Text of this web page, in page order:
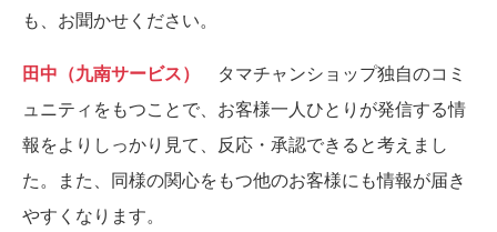
も、お聞かせください。
田中（九南サービス）
タマチャンショップ独自のコミ
ュニティをもつことで、お客様一人ひとりが発信する情
報をよりしっかり見て、反応・承認できると考えまし
た。また、同様の関心をもつ他のお客様にも情報が届き
やすくなります。